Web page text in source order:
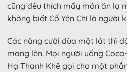
cũng đều thích mấy món ăn lạ
không biết Cố Yên Chi là người
Các nàng cười đùa một lát thì
mang lên. Mọi người uống
Hạ Thanh Khê gọi cho một